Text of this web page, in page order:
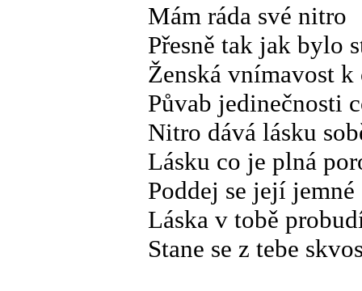
Mám ráda své nitro
Přesně tak jak bylo
Ženská vnímavost
Půvab jedinečnosti
Nitro dává lásku
Lásku co je plná
Poddej se její jemné
Láska v tobě
Stane se z tebe